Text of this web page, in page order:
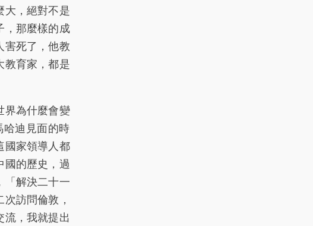
大，絕對不是
，那麼樣的成
害死了，他教
教育家，都是
為什麼會變
迪見面的時
國家領導人都
國的歷史，過
「解決二十一
訪問倫敦，
流，我就提出